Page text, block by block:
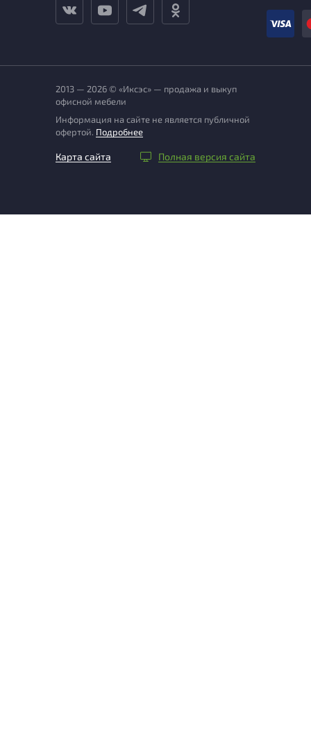
2013 — 2026 © «Иксэс» — продажа и выкуп
офисной мебели
Информация на сайте не является публичной
офертой. Подробнее
Карта сайта Полная версия сайта